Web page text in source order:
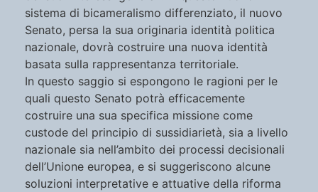
sistema di bicameralismo differenziato, il nuovo
Senato, persa la sua originaria identità politica
nazionale, dovrà costruire una nuova identità
basata sulla rappresentanza territoriale.
In questo saggio si espongono le ragioni per le
quali questo Senato potrà efficacemente
costruire una sua specifica missione come
custode del principio di sussidiarietà, sia a livello
nazionale sia nell’ambito dei processi decisionali
dell’Unione europea, e si suggeriscono alcune
soluzioni interpretative e attuative della riforma